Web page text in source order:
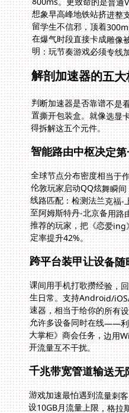
明：玩节奏游戏必须专线
解剖加速器的五
判断加速器是否靠谱不是
置撕开包装盒。就像选显
得拆解这五个元件。
智能路由中枢决定
全球节点分布密度相当于
伦敦玩家启动QQ炫舞瞬
线路匹配：检测法兰克福
至阿姆斯特丹-北京备用
推荐的玩家，把《恋爱
定率提升42%。
跨平台装甲让设备
课间用手机打歌攒经验，
生日常。支持Android/
速器，相当于给你的所有
允许多设备同时在线——
大掌柜》商会任务，边用
开流量互不干扰。
千兆带宽管道输送无
游戏加速最怕遇到流量刺
设10GB月流量上限，格
赛圈就被强制降速。真正
和无限流量池，配合智能
权。实测在伯明翰使用专